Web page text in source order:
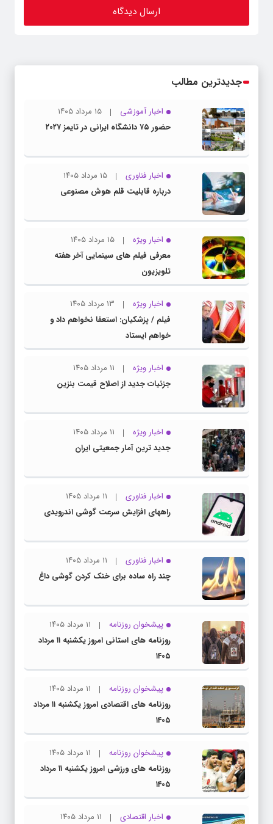
جدیدترین مطالب
اخبار آموزشی
۱۵ مرداد ۱۴۰۵
حضور ۷۵ دانشگاه ایرانی در تایمز ۲۰۲۷
اخبار فناوری
۱۵ مرداد ۱۴۰۵
درباره قابلیت قلم هوش مصنوعی
اخبار ویژه
۱۵ مرداد ۱۴۰۵
معرفی فیلم های سینمایی آخر هفته
تلویزیون
اخبار ویژه
۱۳ مرداد ۱۴۰۵
فیلم / پزشکیان: استعفا نخواهم داد و
خواهم ایستاد
اخبار ویژه
۱۱ مرداد ۱۴۰۵
جزئیات جدید از اصلاح قیمت بنزین
اخبار ویژه
۱۱ مرداد ۱۴۰۵
جدید ترین آمار جمعیتی ایران
اخبار فناوری
۱۱ مرداد ۱۴۰۵
راههای افزایش سرعت گوشی اندرویدی
اخبار فناوری
۱۱ مرداد ۱۴۰۵
چند راه‌ ساده برای خنک کردن گوشی داغ
پیشخوان روزنامه
۱۱ مرداد ۱۴۰۵
روزنامه های استانی امروز یکشنبه ۱۱ مرداد
۱۴۰۵
پیشخوان روزنامه
۱۱ مرداد ۱۴۰۵
روزنامه های اقتصادی امروز یکشنبه ۱۱ مرداد
۱۴۰۵
پیشخوان روزنامه
۱۱ مرداد ۱۴۰۵
روزنامه های ورزشی امروز یکشنبه ۱۱ مرداد
۱۴۰۵
اخبار اقتصادی
۱۱ مرداد ۱۴۰۵